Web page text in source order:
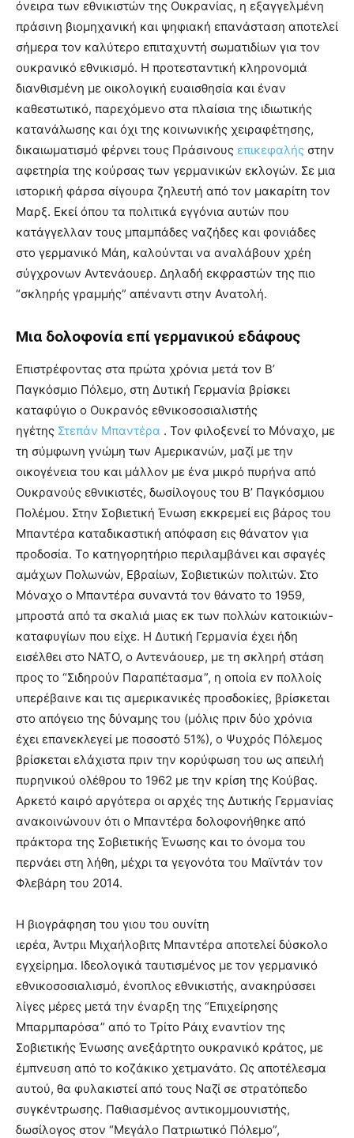
όνειρα των εθνικιστών της Ουκρανίας, η εξαγγελμένη
πράσινη βιομηχανική και ψηφιακή επανάσταση αποτελεί
σήμερα τον καλύτερο επιταχυντή σωματιδίων για τον
ουκρανικό εθνικισμό. Η προτεσταντική κληρονομιά
διανθισμένη με οικολογική ευαισθησία και έναν
καθεστωτικό, παρεχόμενο στα πλαίσια της ιδιωτικής
κατανάλωσης και όχι της κοινωνικής χειραφέτησης,
δικαιωματισμό φέρνει τους Πράσινους επικεφαλής στην
αφετηρία της κούρσας των γερμανικών εκλογών. Σε μια
ιστορική φάρσα σίγουρα ζηλευτή από τον μακαρίτη τον
Μαρξ. Εκεί όπου τα πολιτικά εγγόνια αυτών που
κατάγγελλαν τους μπαμπάδες ναζήδες και φονιάδες
στο γερμανικό Μάη, καλούνται να αναλάβουν χρέη
σύγχρονων Αντενάουερ. Δηλαδή εκφραστών της πιο
“σκληρής γραμμής” απέναντι στην Ανατολή.
Μια δολοφονία επί γερμανικού εδάφους
Επιστρέφοντας στα πρώτα χρόνια μετά τον Β’
Παγκόσμιο Πόλεμο, στη Δυτική Γερμανία βρίσκει
καταφύγιο ο Ουκρανός εθνικοσοσιαλιστής
ηγέτης Στεπάν Μπαντέρα . Τον φιλοξενεί το Μόναχο, με
τη σύμφωνη γνώμη των Αμερικανών, μαζί με την
οικογένεια του και μάλλον με ένα μικρό πυρήνα από
Ουκρανούς εθνικιστές, δωσίλογους του Β’ Παγκόσμιου
Πολέμου. Στην Σοβιετική Ένωση εκκρεμεί εις βάρος του
Μπαντέρα καταδικαστική απόφαση εις θάνατον για
προδοσία. Το κατηγορητήριο περιλαμβάνει και σφαγές
αμάχων Πολωνών, Εβραίων, Σοβιετικών πολιτών. Στο
Μόναχο ο Μπαντέρα συναντά τον θάνατο το 1959,
μπροστά από τα σκαλιά μιας εκ των πολλών κατοικιών-
καταφυγίων που είχε. Η Δυτική Γερμανία έχει ήδη
εισέλθει στο ΝΑΤΟ, ο Αντενάουερ, με τη σκληρή στάση
προς το “Σιδηρούν Παραπέτασμα”, η οποία εν πολλοίς
υπερέβαινε και τις αμερικανικές προσδοκίες, βρίσκεται
στο απόγειο της δύναμης του (μόλις πριν δύο χρόνια
έχει επανεκλεγεί με ποσοστό 51%), ο Ψυχρός Πόλεμος
βρίσκεται ελάχιστα πριν την κορύφωση του ως απειλή
πυρηνικού ολέθρου το 1962 με την κρίση της Κούβας.
Αρκετό καιρό αργότερα οι αρχές της Δυτικής Γερμανίας
ανακοινώνουν ότι ο Μπαντέρα δολοφονήθηκε από
πράκτορα της Σοβιετικής Ένωσης και το όνομα του
περνάει στη λήθη, μέχρι τα γεγονότα του Μαϊντάν τον
Φλεβάρη του 2014.
Η βιογράφηση του γιου του ουνίτη
ιερέα, Άντριι Μιχαήλοβιτς Μπαντέρα αποτελεί δύσκολο
εγχείρημα. Ιδεολογικά ταυτισμένος με τον γερμανικό
εθνικοσοσιαλισμό, ένοπλος εθνικιστής, ανακηρύσσει
λίγες μέρες μετά την έναρξη της “Επιχείρησης
Μπαρμπαρόσα” από το Τρίτο Ράιχ εναντίον της
Σοβιετικής Ένωσης ανεξάρτητο ουκρανικό κράτος, με
έμπνευση από το κοζάκικο χετμανάτο. Ως αποτέλεσμα
αυτού, θα φυλακιστεί από τους Ναζί σε στρατόπεδο
συγκέντρωσης. Παθιασμένος αντικομμουνιστής,
δωσίλογος στον “Μεγάλο Πατριωτικό Πόλεμο”,